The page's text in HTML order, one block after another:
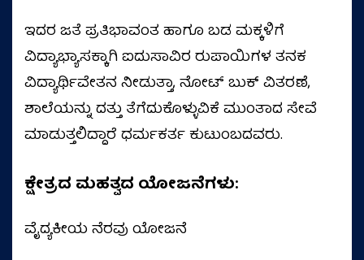
ಇದರ ಜತೆ ಪ್ರತಿಭಾವಂತ ಹಾಗೂ ಬಡ ಮಕ್ಕಳಿಗೆ
ವಿದ್ಯಾಭ್ಯಾಸಕ್ಕಾಗಿ ಐದುಸಾವಿರ ರುಪಾಯಿಗಳ ತನಕ
ವಿದ್ಯಾರ್ಥಿವೇತನ ನೀಡುತ್ತಾ, ನೋಟ್ ಬುಕ್ ವಿತರಣೆ,
ಶಾಲೆಯನ್ನು ದತ್ತು ತೆಗೆದುಕೊಳ್ಳುವಿಕೆ ಮುಂತಾದ ಸೇವೆ
ಮಾಡುತ್ತಲಿದ್ದಾರೆ ಧರ್ಮಕರ್ತ ಕುಟುಂಬದವರು.
ಕ್ಷೇತ್ರದ ಮಹತ್ವದ ಯೋಜನೆಗಳು:
ವೈದ್ಯಕೀಯ ನೆರವು ಯೋಜನೆ